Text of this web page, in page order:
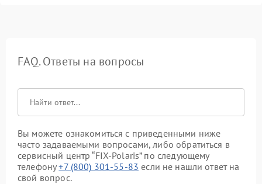
FAQ. Ответы на вопросы
Вы можете ознакомиться с приведенными ниже
часто задаваемыми вопросами, либо обратиться в
сервисный центр “FIX-Polaris” по следующему
телефону+7 (800) 301-55-83 если не нашли ответ на
свой вопрос.